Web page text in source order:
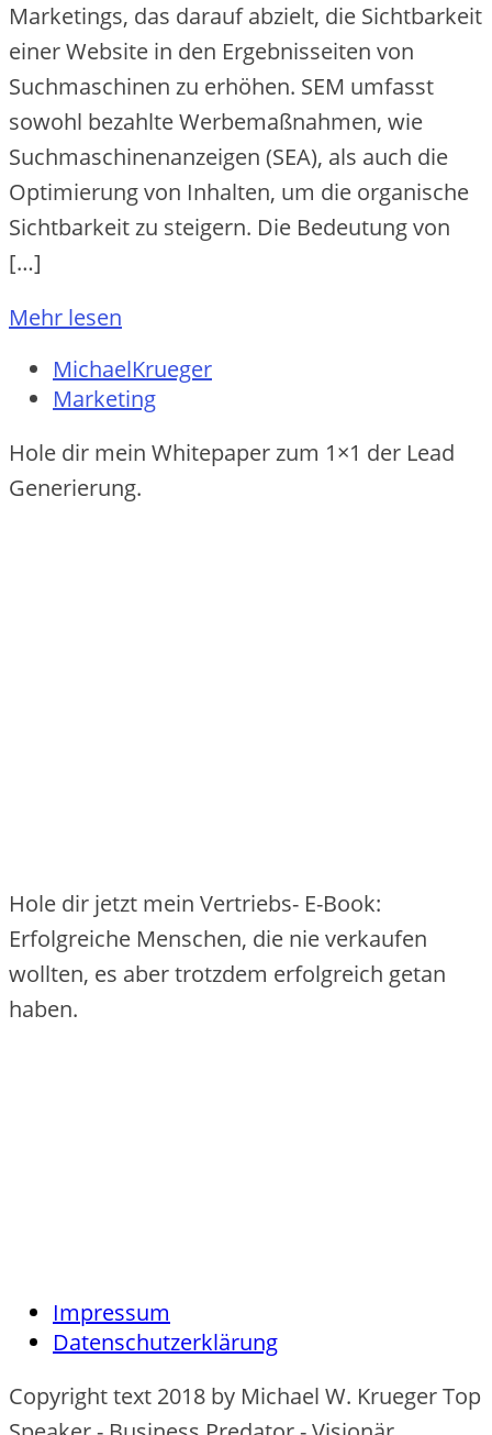
Marketings, das darauf abzielt, die Sichtbarkeit
einer Website in den Ergebnisseiten von
Suchmaschinen zu erhöhen. SEM umfasst
sowohl bezahlte Werbemaßnahmen, wie
Suchmaschinenanzeigen (SEA), als auch die
Optimierung von Inhalten, um die organische
Sichtbarkeit zu steigern. Die Bedeutung von
[…]
Mehr lesen
MichaelKrueger
Marketing
Hole dir mein Whitepaper zum 1×1 der Lead
Generierung.
Hole dir jetzt mein Vertriebs- E-Book:
Erfolgreiche Menschen, die nie verkaufen
wollten, es aber trotzdem erfolgreich getan
haben.
Impressum
Datenschutzerklärung
Copyright text 2018 by Michael W. Krueger Top